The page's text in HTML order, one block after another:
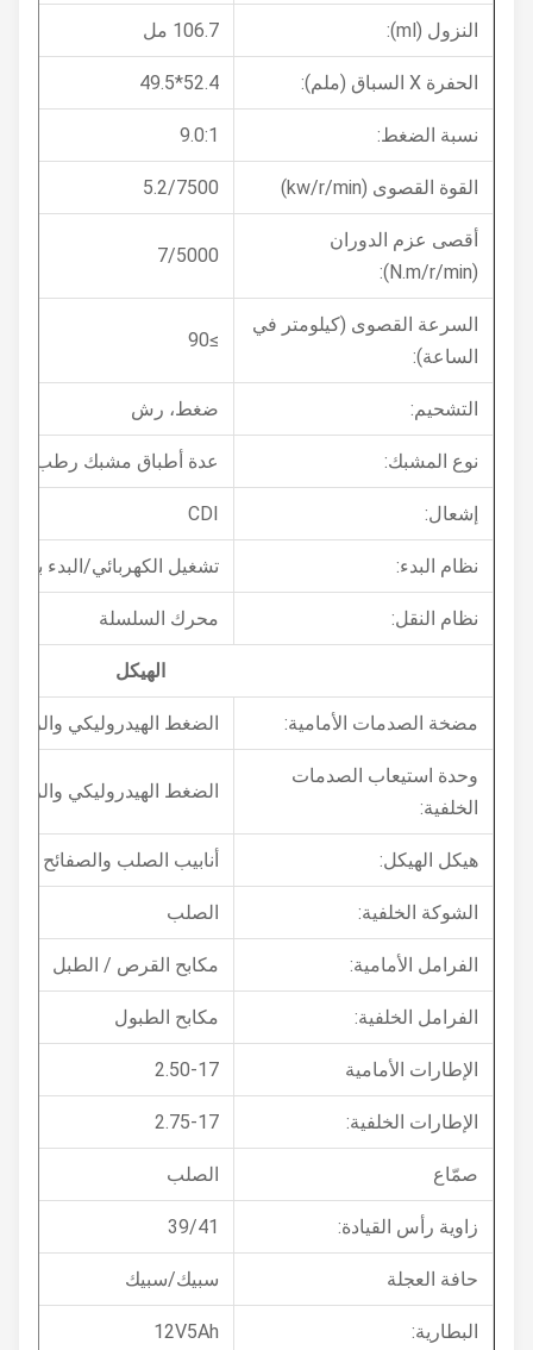
النزول (ml): 106.7 مل
الحفرة X السباق (ملم):
نسبة الضغط:
القوة القصوى (kw/r/min) 5.2/7500
أقصى عزم الدوران
7/5000
السرعة القصوى (كيلومتر في
الساعة):
≥90
التشحيم: ضغط، رش
نوع المشبك: عدة أطباق مشبك رطب
إشعال:
نظام البدء: تشغيل الكهربائي/البدء بالركل
نظام النقل: محرك السلسلة
الهيكل
مضخة الصدمات الأمامية: الضغط الهيدروليكي والربيع
وحدة استيعاب الصدمات
الخلفية:
الضغط الهيدروليكي والربيع
هيكل الهيكل: أنابيب الصلب والصفائح
الشوكة الخلفية: الصلب
الفرامل الأمامية: مكابح القرص / الطبل
الفرامل الخلفية: مكابح الطبول
الإطارات الأمامية 2.50-17
الإطارات الخلفية: 2.75-17
صمّاع الصلب
زاوية رأس القيادة: 39/41
حافة العجلة سبيك/سبيك
البطارية: 12V5Ah